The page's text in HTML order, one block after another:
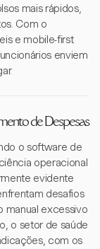
mais rápidos,
Com o
e mobile-first
enviem
de Despesas
o software de
operacional
evidente
desafios
manual excessivo
o setor de saúde
com os